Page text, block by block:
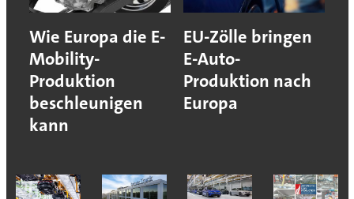
Wie Europa die E-
Mobility-
Produktion
beschleunigen
kann
EU-Zölle bringen
E-Auto-
Produktion nach
Europa